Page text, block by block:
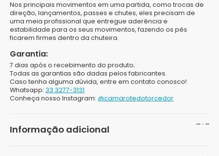
Nos principais movimentos em uma partida, como trocas de
direção, lançamentos, passes e chutes, eles precisam de
uma meia profissional que entregue aderência e
estabilidade para os seus movimentos, fazendo os pés
ficarem firmes dentro da chuteira.
Garantia:
7 dias após o recebimento do produto;
Todas as garantias são dadas pelos fabricantes.
Caso tenha alguma dúvida, entre em contato conosco!
Whatsapp: 33 3277-3131
Conheça nosso Instagram: @camarotedotorcedor
Informação adicional